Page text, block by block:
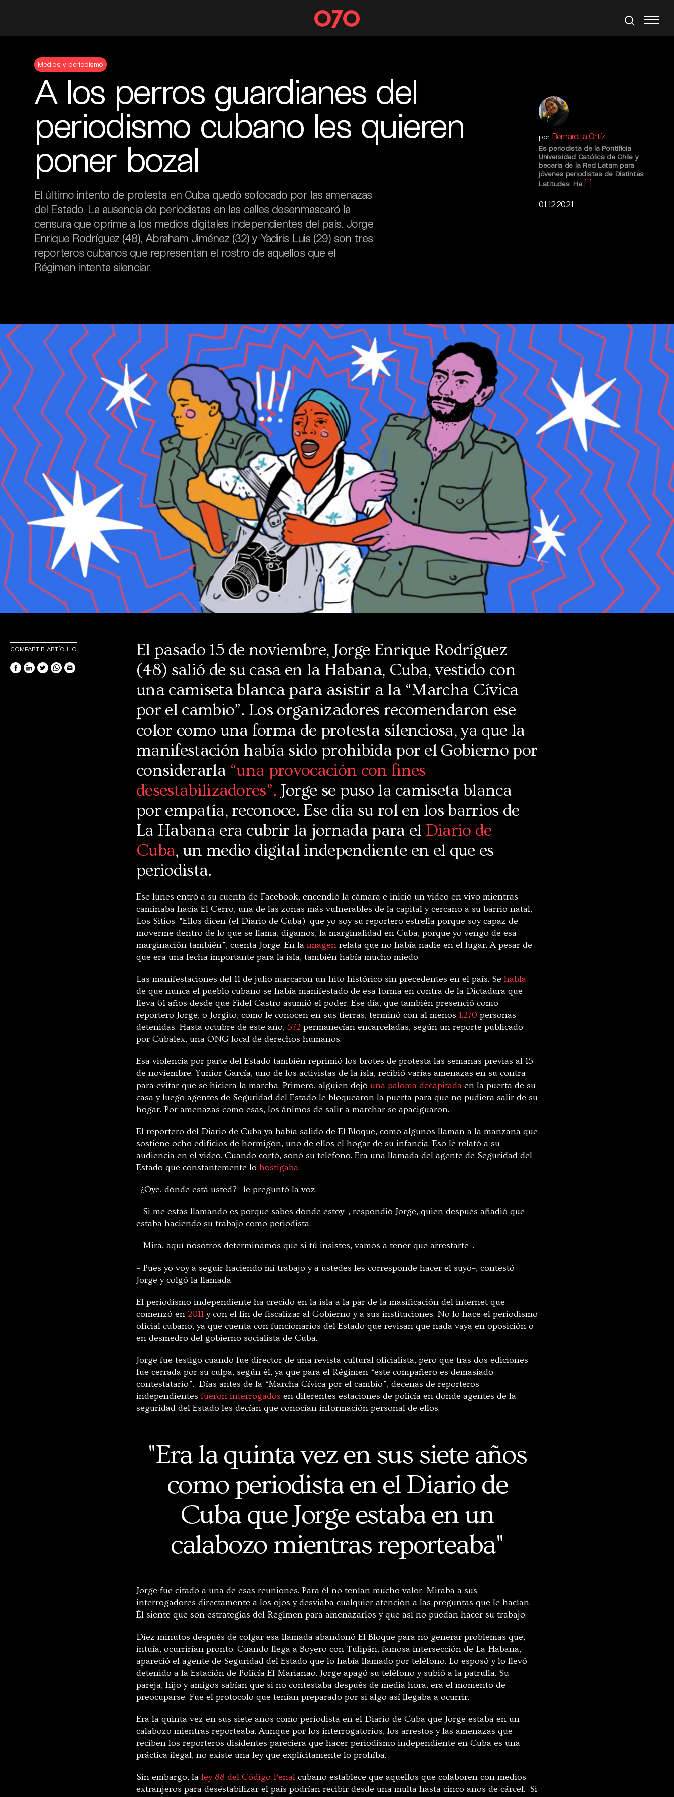
Medios y periodismo
A los perros guardianes del
periodismo cubano les quieren
poner bozal
El último intento de protesta en Cuba quedó sofocado por las amenazas
del Estado. La ausencia de periodistas en las calles desenmascaró la
censura que oprime a los medios digitales independientes del país. Jorge
Enrique Rodríguez (48), Abraham Jiménez (32) y Yadiris Luis (29) son tres
reporteros cubanos que representan el rostro de aquellos que el
Régimen intenta silenciar.
por Bernardita Ortíz
Es periodista de la Pontificia
Universidad Católica de Chile y
becaria de la Red Latam para
jóvenes periodistas de Distintas
Latitudes. Ha [...]
01.12.2021
El pasado 15 de noviembre, Jorge Enrique Rodríguez
(48) salió de su casa en la Habana, Cuba, vestido con
una camiseta blanca para asistir a la “Marcha Cívica
por el cambio”. Los organizadores recomendaron ese
color como una forma de protesta silenciosa, ya que la
manifestación había sido prohibida por el Gobierno por
considerarla “una provocación con fines
desestabilizadores”. Jorge se puso la camiseta blanca
por empatía, reconoce. Ese día su rol en los barrios de
La Habana era cubrir la jornada para el Diario de
Cuba, un medio digital independiente en el que es
periodista.
Ese lunes entró a su cuenta de Facebook, encendió la cámara e inició un video en vivo mientras
caminaba hacia El Cerro, una de las zonas más vulnerables de la capital y cercano a su barrio natal,
Los Sitios. “Ellos dicen (el Diario de Cuba) que yo soy su reportero estrella porque soy capaz de
moverme dentro de lo que se llama, digamos, la marginalidad en Cuba, porque yo vengo de esa
marginación también”, cuenta Jorge. En la imagen relata que no había nadie en el lugar. A pesar de
que era una fecha importante para la isla, también había mucho miedo.
Las manifestaciones del 11 de julio marcaron un hito histórico sin precedentes en el país. Se habla
de que nunca el pueblo cubano se había manifestado de esa forma en contra de la Dictadura que
lleva 61 años desde que Fidel Castro asumió el poder. Ese día, que también presenció como
reportero Jorge, o Jorgito, como le conocen en sus tierras, terminó con al menos 1.270 personas
detenidas. Hasta octubre de este año, 572 permanecían encarceladas, según un reporte publicado
por Cubalex, una ONG local de derechos humanos.
Esa violencia por parte del Estado también reprimió los brotes de protesta las semanas previas al 15
de noviembre. Yunior García, uno de los activistas de la isla, recibió varias amenazas en su contra
para evitar que se hiciera la marcha. Primero, alguien dejó una paloma decapitada en la puerta de su
casa y luego agentes de Seguridad del Estado le bloquearon la puerta para que no pudiera salir de su
hogar. Por amenazas como esas, los ánimos de salir a marchar se apaciguaron.
El reportero del Diario de Cuba ya había salido de El Bloque, como algunos llaman a la manzana que
sostiene ocho edificios de hormigón, uno de ellos el hogar de su infancia. Eso le relató a su
audiencia en el video. Cuando cortó, sonó su teléfono. Era una llamada del agente de Seguridad del
Estado que constantemente lo hostigaba:
–¿Oye, dónde está usted?– le preguntó la voz.
– Si me estás llamando es porque sabes dónde estoy–, respondió Jorge, quien después añadió que
estaba haciendo su trabajo como periodista.
– Mira, aquí nosotros determinamos que si tú insistes, vamos a tener que arrestarte–.
– Pues yo voy a seguir haciendo mi trabajo y a ustedes les corresponde hacer el suyo–, contestó
Jorge y colgó la llamada.
El periodismo independiente ha crecido en la isla a la par de la masificación del internet que
comenzó en 2011y con el fin de fiscalizar al Gobierno y a sus instituciones. No lo hace el periodismo
oficial cubano, ya que cuenta con funcionarios del Estado que revisan que nada vaya en oposición o
en desmedro del gobierno socialista de Cuba.
Jorge fue testigo cuando fue director de una revista cultural oficialista, pero que tras dos ediciones
fue cerrada por su culpa, según él, ya que para el Régimen “este compañero es demasiado
contestatario”. Días antes de la “Marcha Cívica por el cambio”, decenas de reporteros
independientes fueron interrogados en diferentes estaciones de policía en donde agentes de la
seguridad del Estado les decían que conocían información personal de ellos.
"Era la quinta vez en sus siete años
como periodista en el Diario de
Cuba que Jorge estaba en un
calabozo mientras reporteaba"
Jorge fue citado a una de esas reuniones. Para él no tenían mucho valor. Miraba a sus
interrogadores directamente a los ojos y desviaba cualquier atención a las preguntas que le hacían.
Él siente que son estrategias del Régimen para amenazarlos y que así no puedan hacer su trabajo.
Diez minutos después de colgar esa llamada abandonó El Bloque para no generar problemas que,
intuía, ocurrirían pronto. Cuando llega a Boyero con Tulipán, famosa intersección de La Habana,
apareció el agente de Seguridad del Estado que lo había llamado por teléfono. Lo esposó y lo llevó
detenido a la Estación de Policía El Marianao. Jorge apagó su teléfono y subió a la patrulla. Su
pareja, hijo y amigos sabían que si no contestaba después de media hora, era el momento de
preocuparse. Fue el protocolo que tenían preparado por si algo así llegaba a ocurrir.
Era la quinta vez en sus siete años como periodista en el Diario de Cuba que Jorge estaba en un
calabozo mientras reporteaba. Aunque por los interrogatorios, los arrestos y las amenazas que
reciben los reporteros disidentes pareciera que hacer periodismo independiente en Cuba es una
práctica ilegal, no existe una ley que explícitamente lo prohíba.
Sin embargo, la ley 88 del Código Penal cubano establece que aquellos que colaboren con medios
extranjeros para desestabilizar el país podrían recibir desde una multa hasta cinco años de cárcel. Si
COMPARTIR ARTÍCULO